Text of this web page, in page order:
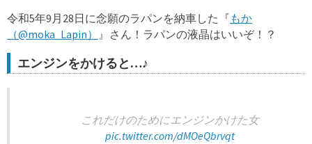
令和5年9月28日に念願のラパンを納車した『 もか
（@moka_Lapin） 』さん！ラパンの液晶はいいぞ！？
エンジンをかけると…♪
これだけのためにエンジンかけた女
pic.twitter.com/dMOeQbrvqt